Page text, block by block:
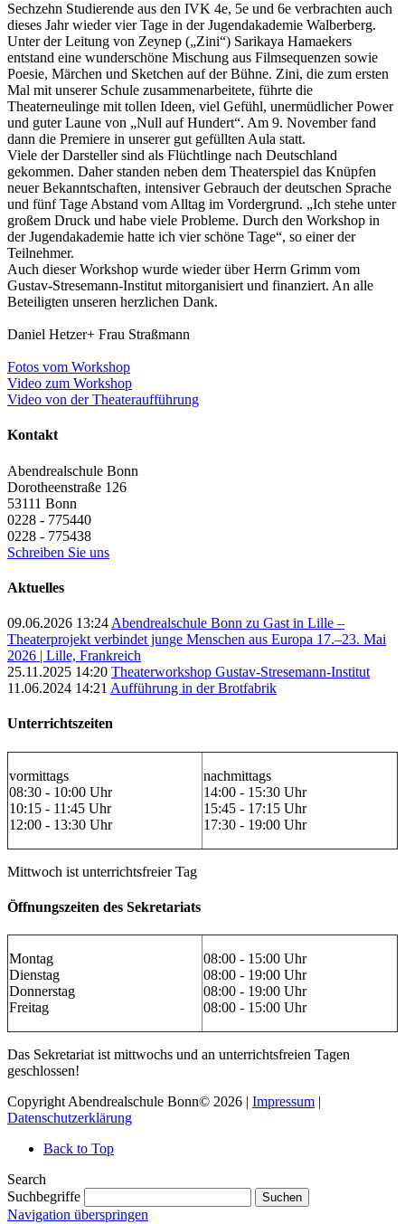
Sechzehn Studierende aus den IVK 4e, 5e und 6e verbrachten auch
dieses Jahr wieder vier Tage in der Jugendakademie Walberberg.
Unter der Leitung von Zeynep („Zini“) Sarikaya Hamaekers
entstand eine wunderschöne Mischung aus Filmsequenzen sowie
Poesie, Märchen und Sketchen auf der Bühne. Zini, die zum ersten
Mal mit unserer Schule zusammenarbeitete, führte die
Theaterneulinge mit tollen Ideen, viel Gefühl, unermüdlicher Power
und guter Laune von „Null auf Hundert“. Am 9. November fand
dann die Premiere in unserer gut gefüllten Aula statt.
Viele der Darsteller sind als Flüchtlinge nach Deutschland
gekommen. Daher standen neben dem Theaterspiel das Knüpfen
neuer Bekanntschaften, intensiver Gebrauch der deutschen Sprache
und fünf Tage Abstand vom Alltag im Vordergrund. „Ich stehe unter
großem Druck und habe viele Probleme. Durch den Workshop in
der Jugendakademie hatte ich vier schöne Tage“, so einer der
Teilnehmer.
Auch dieser Workshop wurde wieder über Herrn Grimm vom
Gustav-Stresemann-Institut mitorganisiert und finanziert. An alle
Beteiligten unseren herzlichen Dank.
Daniel Hetzer+ Frau Straßmann
Fotos vom Workshop
Video zum Workshop
Video von der Theateraufführung
Kontakt
Abendrealschule Bonn
Dorotheenstraße 126
53111 Bonn
0228 - 775440
0228 - 775438
Schreiben Sie uns
Aktuelles
09.06.2026 13:24 Abendrealschule Bonn zu Gast in Lille –
Theaterprojekt verbindet junge Menschen aus Europa 17.–23. Mai
2026 | Lille, Frankreich
25.11.2025 14:20 Theaterworkshop Gustav-Stresemann-Institut
11.06.2024 14:21 Aufführung in der Brotfabrik
Unterrichtszeiten
vormittags
08:30 - 10:00 Uhr
10:15 - 11:45 Uhr
12:00 - 13:30 Uhr
nachmittags
14:00 - 15:30 Uhr
15:45 - 17:15 Uhr
17:30 - 19:00 Uhr
Mittwoch ist unterrichtsfreier Tag
Öffnungszeiten des Sekretariats
Montag
Dienstag
Donnerstag
Freitag
08:00 - 15:00 Uhr
08:00 - 19:00 Uhr
08:00 - 19:00 Uhr
08:00 - 15:00 Uhr
Das Sekretariat ist mittwochs und an unterrichtsfreien Tagen
geschlossen!
Copyright Abendrealschule Bonn© 2026 | Impressum |
Datenschutzerklärung
Back to Top
Search
Suchbegriffe
Suchen
Navigation überspringen